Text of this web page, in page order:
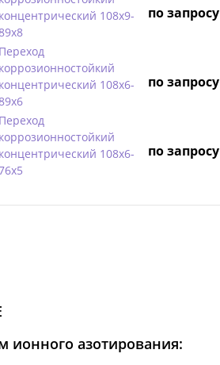
концентрический 108х9-
по запросу
Переход
коррозионностойкий
концентрический 108х6-
по запросу
Переход
коррозионностойкий
концентрический 108х6-
по запросу
ионного азотирования: